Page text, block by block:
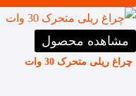
مشاهده محصول
چراغ ریلی متحرک 30 وات